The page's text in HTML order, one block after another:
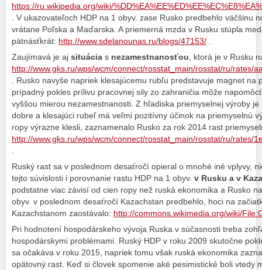
https://ru.wikipedia.org/wiki/
. V ukazovateľoch HDP na 1 obyv. zase Rusko predbehlo väčšinu
vrátane Poľska a Maďarska. A priemerná mzda v Rusku stúpla
pätnásťkrát: http://www.sdelanounas.ru/blogs/47153/
Zaujímavá je aj situácia s nezamestnanosťou , ktorá je v Rusku
http://www.gks.ru/wps/wcm/connect/rosstat_main/rosstat/ru/rates/
. Rusko navyše napriek klesajúcemu rubľu predstavuje magnet na
prípadný pokles prílivu pracovnej sily zo zahraničia môže
vyššou mierou nezamestnanosti. Z hľadiska priemyselnej výroby
dobre a klesajúci rubeľ má veľmi pozitívny účinok na priemyselnú
ropy výrazne klesli, zaznamenalo Rusko za rok 2014 rast
http://www.gks.ru/wps/wcm/connect/rosstat_main/rosstat/ru/rates/
Ruský rast sa v poslednom desaťročí opieral o mnohé iné vplyvy,
tejto súvislosti i porovnanie rastu HDP na 1 obyv. v Rusku a v
podstatne viac závisí od cien ropy než ruská ekonomika a Rusko
obyv. v poslednom desaťročí Kazachstan predbehlo, hoci na
Kazachstanom zaostávalo: http://commons.wikimedia.org/wiki/
Pri hodnotení hospodárskeho vývoja Ruska v súčasnosti treba
hospodárskymi problémami. Ruský HDP v roku 2009 skutočne
sa očakáva v roku 2015, napriek tomu však ruská ekonomika
opätovný rast. Keď si človek spomenie aké pesimistické boli vtedy